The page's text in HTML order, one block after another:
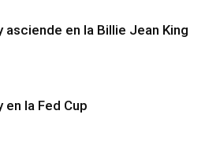
asciende en la Billie Jean King
en la Fed Cup